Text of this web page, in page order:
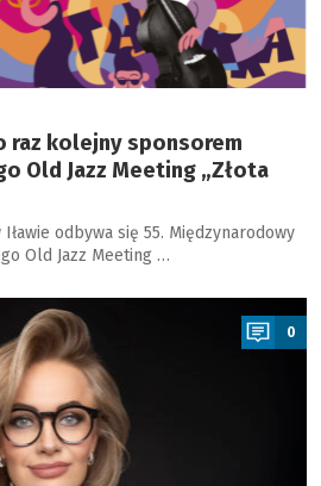
raz kolejny sponsorem
Old Jazz Meeting „Złota
odbywa się 55. Międzynarodowy
Old Jazz Meeting …
0